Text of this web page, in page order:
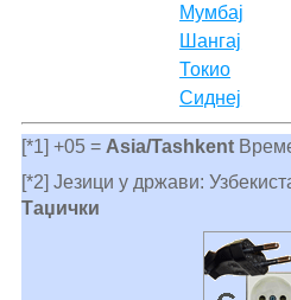
Мумбај
Шангај
Токио
Сиднеј
[*1] +05 = Asia/Tashkent
[*2] Језици у држави:
Таџички